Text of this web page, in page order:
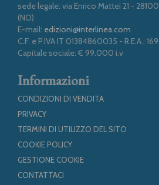
sede legale: via Enrico Mattei 21 -
(NO)
E-mail: edizioni@interlinea.com
C.F. e P.IVA IT 01384860035 - R.E.A.:
Capitale sociale: € 99.000 i.v
Informazioni
CONDIZIONI DI VENDITA
PRIVACY
TERMINI DI UTILIZZO DEL SITO
COOKIE POLICY
GESTIONE COOKIE
CONTATTACI